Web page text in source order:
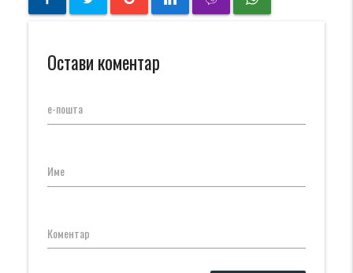
Остави коментар
е-пошта
Име
Коментар